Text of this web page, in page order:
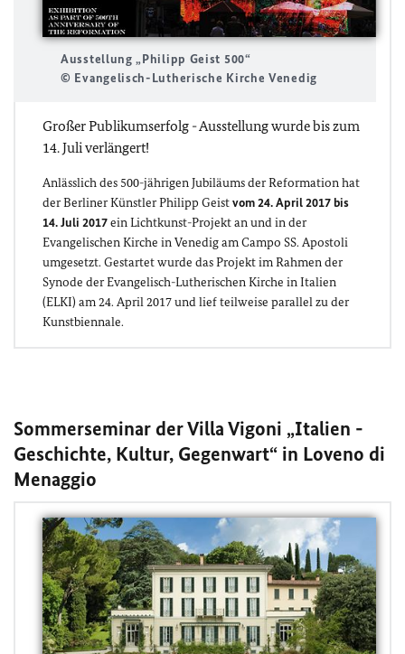
Ausstellung „Philipp Geist 500“
© Evangelisch-Lutherische Kirche Venedig
Großer Publikumserfolg - Ausstellung wurde bis zum
14. Juli verlängert!
Anlässlich des 500-jährigen Jubiläums der Reformation hat
der Berliner Künstler Philipp Geistvom 24. April 2017 bis
14. Juli 2017ein Lichtkunst-Projekt an und in der
Evangelischen Kirche in Venedig am Campo SS. Apostoli
umgesetzt. Gestartet wurde das Projekt im Rahmen der
Synode der Evangelisch-Lutherischen Kirche in Italien
(ELKI) am 24. April 2017 und lief teilweise parallel zu der
Kunstbiennale.
Sommerseminar der Villa Vigoni „Italien -
Geschichte, Kultur, Gegenwart“ in Loveno di
Menaggio